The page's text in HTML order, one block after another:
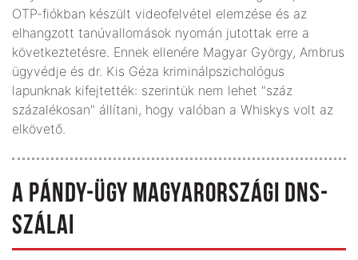
OTP-fiókban készült videofelvétel elemzése és az
elhangzott tanúvallomások nyomán jutottak erre a
következtetésre. Ennek ellenére Magyar György, Ambrus
ügyvédje és dr. Kis Géza kriminálpszichológus
lapunknak kifejtették: szerintük nem lehet "száz
százalékosan" állítani, hogy valóban a Whiskys volt az
elkövető.
A PÁNDY-ÜGY MAGYARORSZÁGI DNS-
SZÁLAI